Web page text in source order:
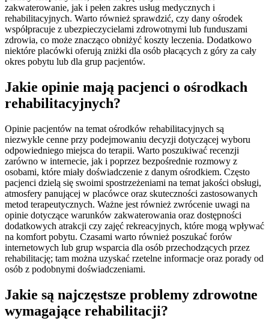
zakwaterowanie, jak i pełen zakres usług medycznych i
rehabilitacyjnych. Warto również sprawdzić, czy dany ośrodek
współpracuje z ubezpieczycielami zdrowotnymi lub funduszami
zdrowia, co może znacząco obniżyć koszty leczenia. Dodatkowo
niektóre placówki oferują zniżki dla osób płacących z góry za cały
okres pobytu lub dla grup pacjentów.
Jakie opinie mają pacjenci o ośrodkach
rehabilitacyjnych?
Opinie pacjentów na temat ośrodków rehabilitacyjnych są
niezwykle cenne przy podejmowaniu decyzji dotyczącej wyboru
odpowiedniego miejsca do terapii. Warto poszukiwać recenzji
zarówno w internecie, jak i poprzez bezpośrednie rozmowy z
osobami, które miały doświadczenie z danym ośrodkiem. Często
pacjenci dzielą się swoimi spostrzeżeniami na temat jakości obsługi,
atmosfery panującej w placówce oraz skuteczności zastosowanych
metod terapeutycznych. Ważne jest również zwrócenie uwagi na
opinie dotyczące warunków zakwaterowania oraz dostępności
dodatkowych atrakcji czy zajęć rekreacyjnych, które mogą wpływać
na komfort pobytu. Czasami warto również poszukać forów
internetowych lub grup wsparcia dla osób przechodzących przez
rehabilitację; tam można uzyskać rzetelne informacje oraz porady od
osób z podobnymi doświadczeniami.
Jakie są najczęstsze problemy zdrowotne
wymagające rehabilitacji?